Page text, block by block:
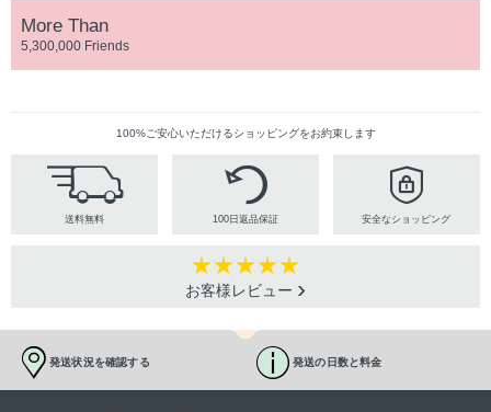
More Than
5,300,000 Friends
100%ご安心いただけるショッピングをお約束します
送料無料 100日返品保証 安全なショッピング
お客様レビュー
発送状況を確認する 発送の日数と料金